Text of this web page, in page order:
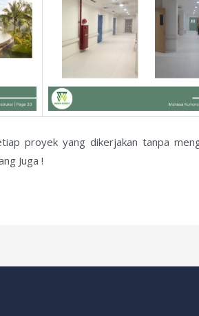
proyek yang dikerjakan tanpa
Juga !